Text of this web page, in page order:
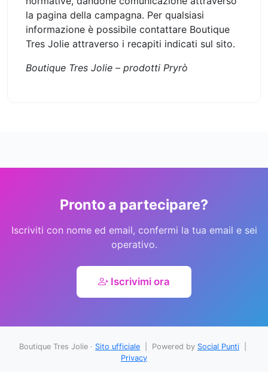
la pagina della campagna. Per qualsiasi
informazione è possibile contattare Boutique
Tres Jolie attraverso i recapiti indicati sul sito.
Boutique Tres Jolie – prodotti Pryrò
Pronto a partecipare?
Iscriviti con nome ed email, confermi la tua email e sei
operativo.
Iscrivimi ora
Boutique Tres Jolie · Sito ufficiale | Powered by Social Punti
Privacy